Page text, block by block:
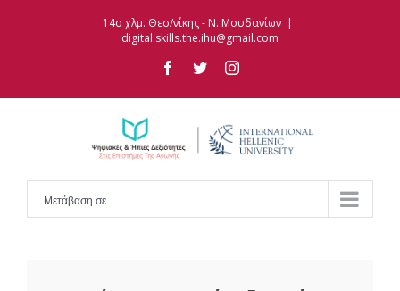
14ο χλμ. Θεσ/νίκης - Ν. Μουδανίων |
digital.skills.the.ihu@gmail.com
facebook
twitterinstagram
Μετάβαση σε ...